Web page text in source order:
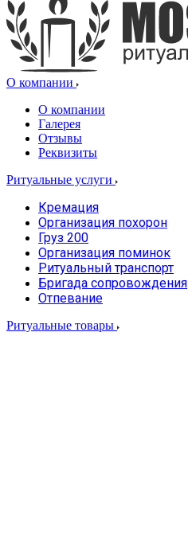
О компании
О компании
Галерея
Отзывы
Реквизиты
Ритуальные услуги
Кремация
Организация похорон
Груз 200
Организация поминок
Ритуальный транспорт
Бригада сопровождения
Отпевание
Ритуальные товары